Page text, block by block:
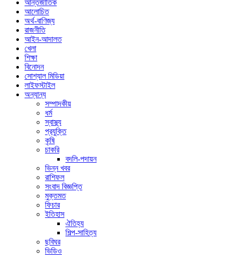
আন্তর্জাতিক
আলোচিত
অর্থ-বাণিজ্য
রাজনীতি
আইন-আদালত
খেলা
শিক্ষা
বিনোদন
সোশ্যাল মিডিয়া
লাইফস্টাইল
অন্যান্য
সম্পাদকীয়
ধর্ম
স্বাস্থ্য
প্রযুক্তি
কৃষি
চাকরি
বদলি-পদায়ন
ভিন্ন খবর
রাশিফল
সংবাদ বিজ্ঞপ্তি
মুক্তমত
ফিচার
ইতিহাস
ঐতিহ্য
শিল্প-সাহিত্য
ছবিঘর
ভিডিও